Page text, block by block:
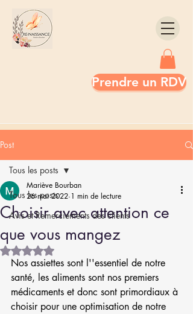
Prendre un RDV
Post
Tous les posts
Avis et Remerciements des clients
Tous les posts
Choisir avec attention ce
que vous mangez
Mariève Bourban
26 mai 2022 1 min de lecture
Noté NaN étoiles sur 5.
Nos assiettes sont l''essentiel de notre
santé, les aliments sont nos premiers
médicaments et donc sont primordiaux à
choisir pour une optimisation de notre